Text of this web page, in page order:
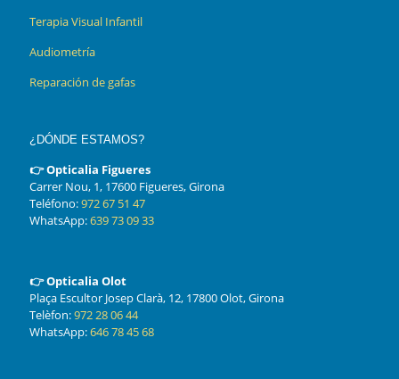
Terapia Visual Infantil
Audiometría
Reparación de gafas
¿DÓNDE ESTAMOS?
👉 Opticalia Figueres
Carrer Nou, 1, 17600 Figueres, Girona
Teléfono:972 67 51 47
WhatsApp:639 73 09 33
👉 Opticalia Olot
Plaça Escultor Josep Clarà, 12, 17800 Olot, Girona
Telèfon:972 28 06 44
WhatsApp:646 78 45 68